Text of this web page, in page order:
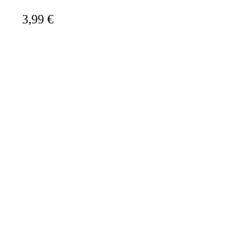
3,99 €